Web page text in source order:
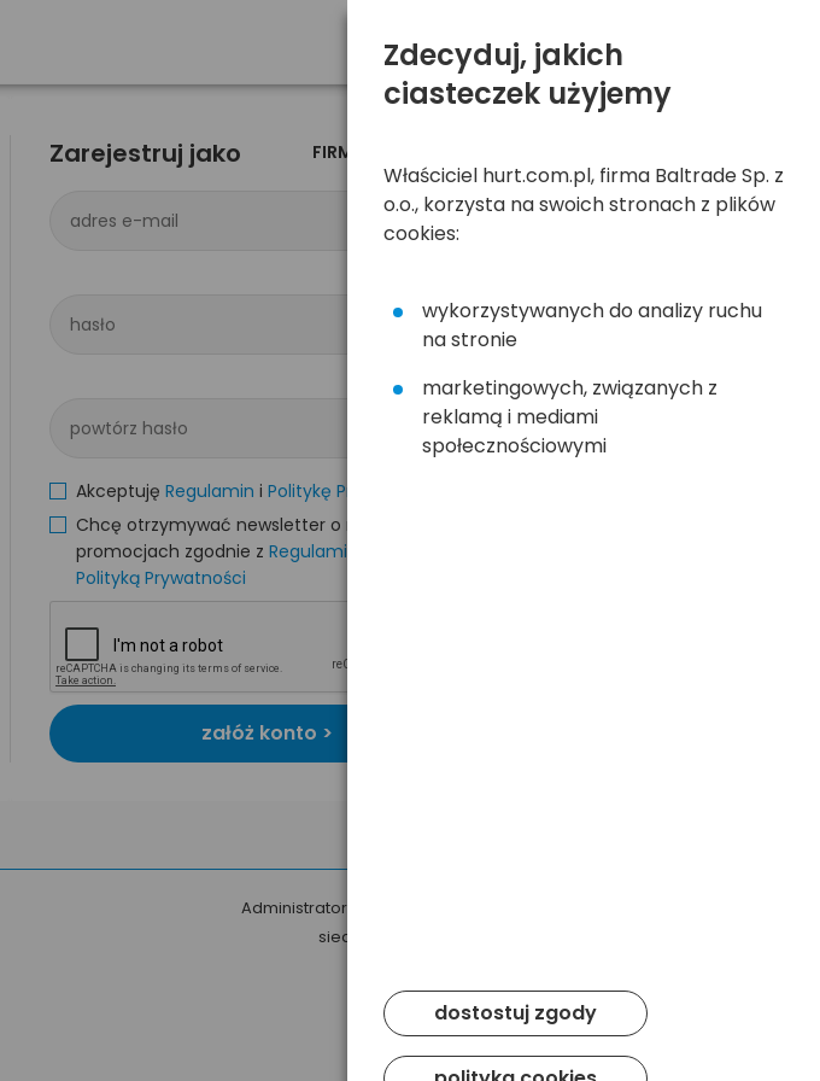
Zarejestruj jako FIRMA
adres e-mail
hasło
powtórz hasło
Akceptuję Regulamin i Politykę Prywatności
Chcę otrzymywać newsletter o nowościach i
promocjach zgodnie z Regulaminem
Polityką Prywatności
załóż konto >
Administratorem Twoich danych osobowych jest Baltrade sp. z o.o. z
siedzibą w Gdańsku przy ul. Geodetów 24, 80-298 Gdańsk.
Zdecyduj, jakich
ciasteczek użyjemy
Właściciel hurt.com.pl, firma Baltrade Sp. z
o.o., korzysta na swoich stronach z plików
cookies:
wykorzystywanych do analizy ruchu
na stronie
marketingowych, związanych z
reklamą i mediami
społecznościowymi
dostostuj zgody